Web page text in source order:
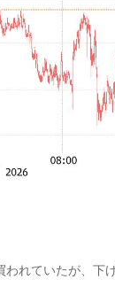
れていたが、下げ